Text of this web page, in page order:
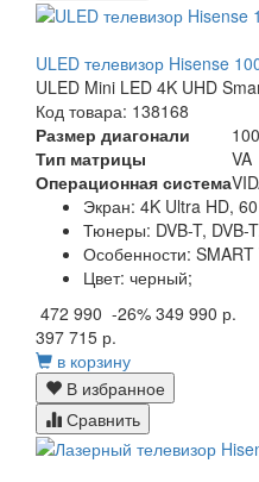
ULED телевизор Hisense
ULED Mini LED 4K UHD
Код товара: 138168
Размер диагонали
Тип матрицы
VA
Операционная система
Экран: 4K Ultra HD,
Тюнеры: DVB-T, DVB-
Особенности: SMART
Цвет: черный;
472 990 -26% 349 990 р.
397 715 р.
в корзину
В избранное
Сравнить